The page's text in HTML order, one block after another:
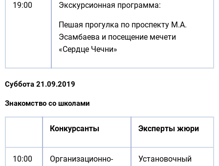
19:00 Экскурсионная программа:
Пешая прогулка по проспекту М.А.
Эсамбаева и посещение мечети
«Сердце Чечни»
Суббота 21.09.2019
Знакомство со школами
Конкурсанты Эксперты жюри
10:00
Организационно-
Установочный